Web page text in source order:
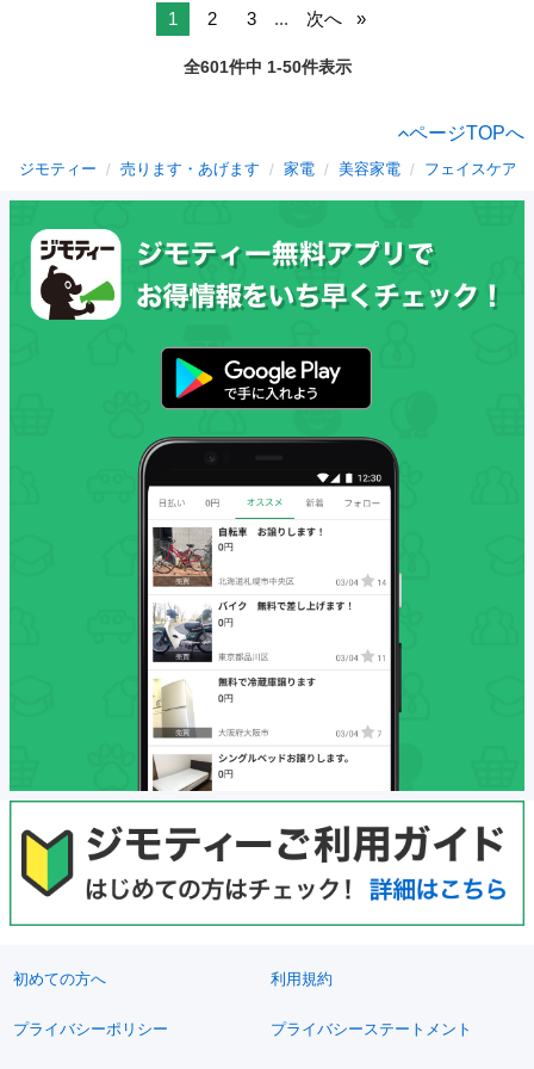
1 2 3 ... 次へ
全601件中 1-50件表示
ページTOPへ
ジモティー 売ります・あげます 家電 美容家電 フェイスケア
初めての方へ 利用規約
プライバシーポリシー プライバシーステートメント